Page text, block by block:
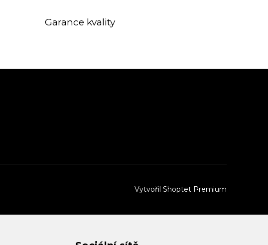
Garance kvality
Vytvořil Shoptet Premium